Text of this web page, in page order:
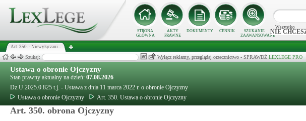
STRONA
GŁÓWNA
AKTY
PRAWNE
DOKUMENTY CENNIK
SZUKANIE
ZAAWANSOWANE
Wszystko
NIE
Art. 350. - Niewyłączani...
Szukaj: Wyłącz reklamy, przeglądaj orzecznictwo - SPRAWDŹ LEXLEGE PRO
Ustawa o obronie Ojczyzny
Stan prawny aktualny na dzień: 07.08.2026
Dz.U.2025.0.825 t.j. - Ustawa z dnia 11 marca 2022 r. o obronie Ojczyzny
Ustawa o obronie Ojczyzny
Art. 350. Ustawa o obronie Ojczyzny
Art. 350. obrona Ojczyzny